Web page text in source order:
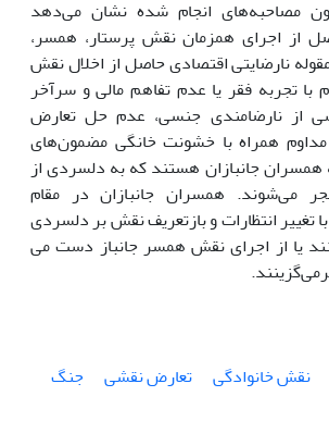
مصاحبه‌های انجام شده نشان می‌دهد
از اجرای همزمان نقش پرستار، همسر،
نارضایتی اقتصادی حاصل از اخلال نقش
با تجربه فقر یا عدم تفاهم مالی و سرآخر
از نارضامندی جنسی، عدم حل تعارض
همراه با خشونت خانگی مضمون‌های
همسران جانبازان هستند که به دلسردی از
می‌شوند. همسران جانبازان در مقام
تغییر انتظارات و بازتعریف نقش بر دلسردی
یا از اجرای نقش همسر جانباز دست می
نقش خانوادگی تعارض نقشی
جنگ